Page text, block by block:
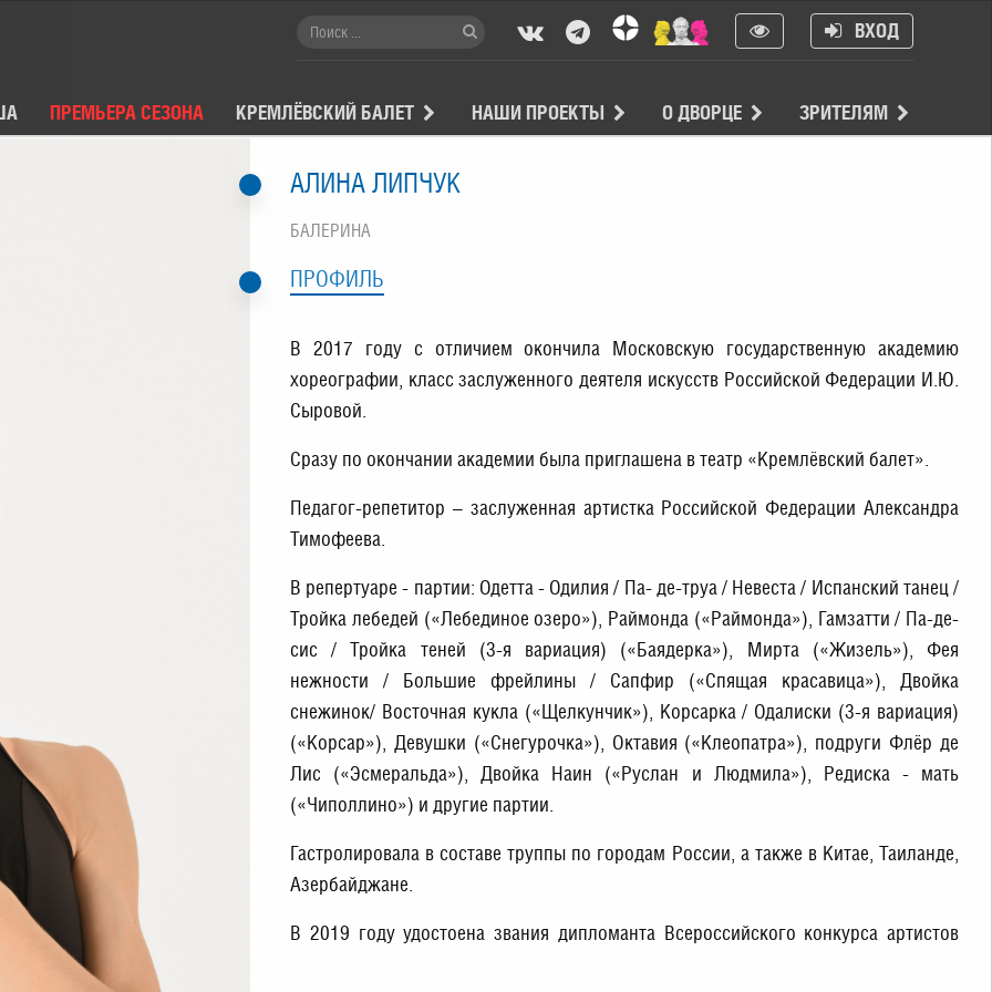
ВХОД
ПРЕМЬЕРА СЕЗОНА КРЕМЛЁВСКИЙ БАЛЕТ НАШИ ПРОЕКТЫ О ДВОРЦЕ ЗРИТЕЛЯМ
АЛИНА ЛИПЧУК
БАЛЕРИНА
ПРОФИЛЬ
В 2017 году с отличием окончила Московскую государственную академию
хореографии, класс заслуженного деятеля искусств Российской Федерации И.Ю.
Сыровой.
Сразу по окончании академии была приглашена в театр «Кремлёвский балет».
Педагог-репетитор – заслуженная артистка Российской Федерации Александра
Тимофеева.
В репертуаре - партии: Одетта - Одилия / Па- де-труа / Невеста / Испанский танец /
Тройка лебедей («Лебединое озеро»), Раймонда («Раймонда»), Гамзатти / Па-де-
сис / Тройка теней (3-я вариация) («Баядерка»), Мирта («Жизель»), Фея
нежности / Большие фрейлины / Сапфир («Спящая красавица»), Двойка
снежинок/ Восточная кукла («Щелкунчик»), Корсарка / Одалиски (3-я вариация)
(«Корсар»), Девушки («Снегурочка»), Октавия («Клеопатра»), подруги Флёр де
Лис («Эсмеральда»), Двойка Наин («Руслан и Людмила»), Редиска - мать
(«Чиполлино») и другие партии.
Гастролировала в составе труппы по городам России, а также в Китае, Таиланде,
Азербайджане.
В 2019 году удостоена звания дипломанта Всероссийского конкурса артистов